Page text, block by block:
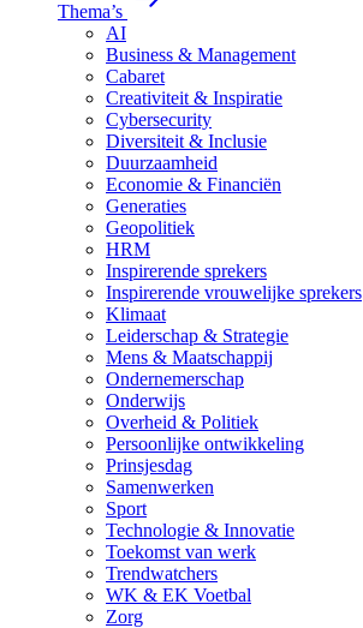
Thema’s
AI
Business & Management
Cabaret
Creativiteit & Inspiratie
Cybersecurity
Diversiteit & Inclusie
Duurzaamheid
Economie & Financiën
Generaties
Geopolitiek
HRM
Inspirerende sprekers
Inspirerende vrouwelijke sprekers
Klimaat
Leiderschap & Strategie
Mens & Maatschappij
Ondernemerschap
Onderwijs
Overheid & Politiek
Persoonlijke ontwikkeling
Prinsjesdag
Samenwerken
Sport
Technologie & Innovatie
Toekomst van werk
Trendwatchers
WK & EK Voetbal
Zorg